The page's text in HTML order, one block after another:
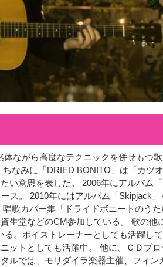
体ながら高度なテクニックを併せもつ
なみに「DRIED BONITO」は「カツ
い意思を表した。 2006年にアルバム
ス。 2010年にはアルバム「Skipjack
唱歌カバー集「ドライドボニートのう
生堂などのCM参加している。 歌の
る。ボイストレーナーとしても活躍し
ットとしても活躍中。 他に、ＣＤプ
ルでは、モリダイラ楽器主催、フィ